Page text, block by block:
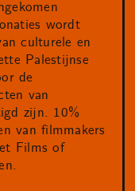
wordt
culturele en
Palestijnse
de
van
zijn. 10%
van filmmakers
Films of